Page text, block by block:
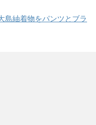
紬着物をパンツとブラ